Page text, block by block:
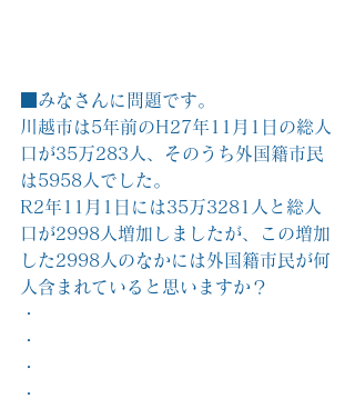
■みなさんに問題です。
川越市は5年前のH27年11月1日の総人
口が35万283人、そのうち外国籍市民
は5958人でした。
R2年11月1日には35万3281人と総人
口が2998人増加しましたが、この増加
した2998人のなかには外国籍市民が何
人含まれていると思いますか？
・
・
・
・